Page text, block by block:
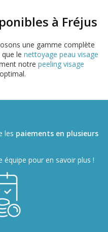
à Fréjus
une gamme complète
le nettoyage peau visage
notre peeling visage
les paiements en plusieurs
équipe pour en savoir plus !